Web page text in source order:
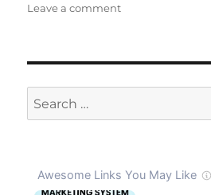
Leave a commenton
de
se
el
ADN
Search
for: